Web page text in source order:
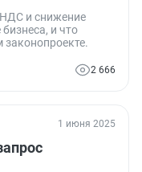
и снижение
и что
2 666
1 июня 2025